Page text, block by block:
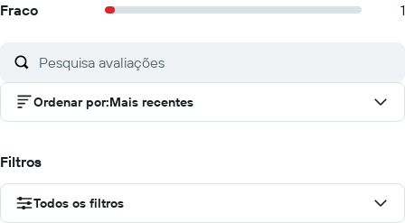
Fraco
1
Ordenar por:Mais recentes
Filtros
Todos os filtros